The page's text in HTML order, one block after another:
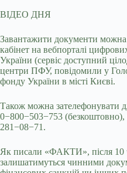
ВІДЕО ДНЯ
Завантажити документи можна
кабінет на вебпорталі
України (сервіс доступний
центри ПФУ, повідомили у
фонду України в місті Києві.
Також можна зателефонувати
0−800−503−753
281−08−71.
Як писали «ФАКТИ», після 10
залишатимуться чинними